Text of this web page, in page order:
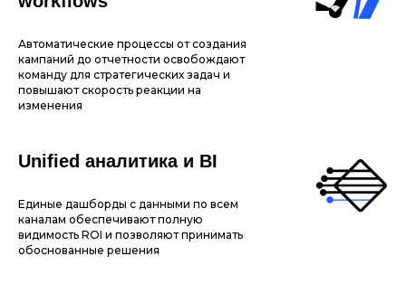
Автоматические процессы от создания
кампаний до отчетности освобождают
команду для стратегических задач и
повышают скорость реакции на
изменения
Unified аналитика и BI
Единые дашборды с данными по всем
каналам обеспечивают полную
видимость ROI и позволяют принимать
обоснованные решения